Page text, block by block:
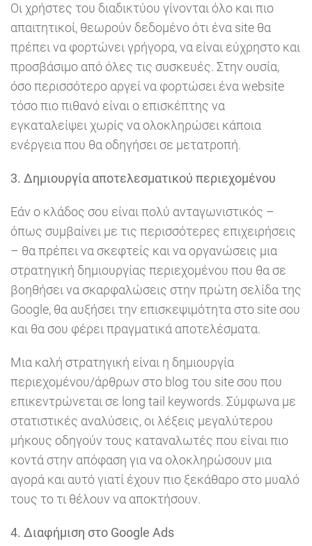
Οι χρήστες του διαδικτύου γίνονται όλο και πιο
απαιτητικοί, θεωρούν δεδομένο ότι ένα site θα
πρέπει να φορτώνει γρήγορα, να είναι εύχρηστο και
προσβάσιμο από όλες τις συσκευές. Στην ουσία,
όσο περισσότερο αργεί να φορτώσει ένα website
τόσο πιο πιθανό είναι ο επισκέπτης να
εγκαταλείψει χωρίς να ολοκληρώσει κάποια
ενέργεια που θα οδηγήσει σε μετατροπή.
3. Δημιουργία αποτελεσματικού περιεχομένου
Εάν ο κλάδος σου είναι πολύ ανταγωνιστικός –
όπως συμβαίνει με τις περισσότερες επιχειρήσεις
– θα πρέπει να σκεφτείς και να οργανώσεις μια
στρατηγική δημιουργίας περιεχομένου που θα σε
βοηθήσει να σκαρφαλώσεις στην πρώτη σελίδα της
Google, θα αυξήσει την επισκεψιμότητα στο site σου
και θα σου φέρει πραγματικά αποτελέσματα.
Μια καλή στρατηγική είναι η δημιουργία
περιεχομένου/άρθρων στο blog του site σου που
επικεντρώνεται σε long tail keywords. Σύμφωνα με
στατιστικές αναλύσεις, οι λέξεις μεγαλύτερου
μήκους οδηγούν τους καταναλωτές που είναι πιο
κοντά στην απόφαση για να ολοκληρώσουν μια
αγορά και αυτό γιατί έχουν πιο ξεκάθαρο στο μυαλό
τους το τι θέλουν να αποκτήσουν.
4. Διαφήμιση στο Google Ads